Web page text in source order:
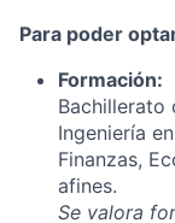
Para poder
Formación:
Bachillerato
Ingeniería
Finanzas,
afines.
Se valora